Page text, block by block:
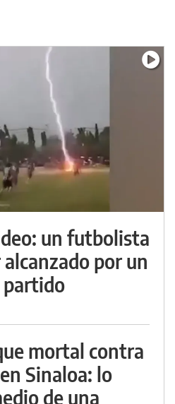
un futbolista
por un
partido
mortal contra
Sinaloa: lo
de una